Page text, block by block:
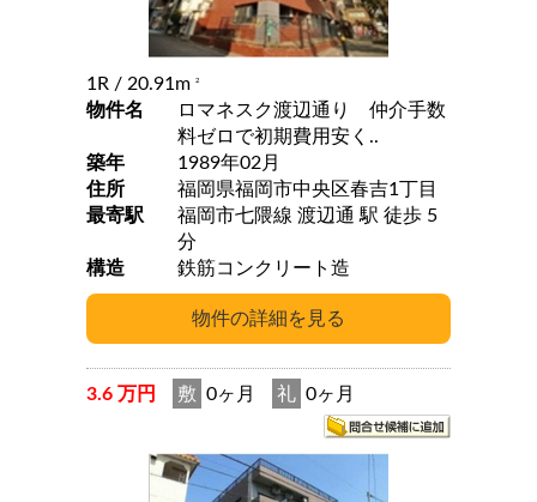
1R / 20.91m 2
物件名
ロマネスク渡辺通り 仲介手数
料ゼロで初期費用安く..
築年
1989年02月
住所
福岡県福岡市中央区春吉1丁目
最寄駅
福岡市七隈線 渡辺通 駅 徒歩 5
分
構造
鉄筋コンクリート造
3.6 万円 敷 0ヶ月 礼 0ヶ月